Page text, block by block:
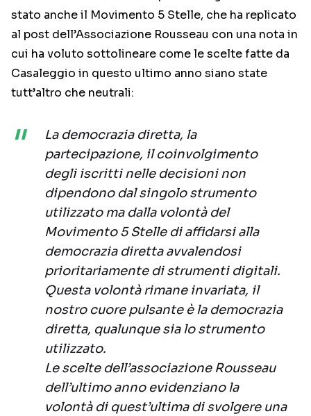
stato anche il Movimento 5 Stelle, che ha replicato
al post dell’Associazione Rousseau con una nota in
cui ha voluto sottolineare come le scelte fatte da
Casaleggio in questo ultimo anno siano state
tutt’altro che neutrali:
La democrazia diretta, la
partecipazione, il coinvolgimento
degli iscritti nelle decisioni non
dipendono dal singolo strumento
utilizzato ma dalla volontà del
Movimento 5 Stelle di affidarsi alla
democrazia diretta avvalendosi
prioritariamente di strumenti digitali.
Questa volontà rimane invariata, il
nostro cuore pulsante è la democrazia
diretta, qualunque sia lo strumento
utilizzato.
Le scelte dell’associazione Rousseau
dell’ultimo anno evidenziano la
volontà di quest’ultima di svolgere una